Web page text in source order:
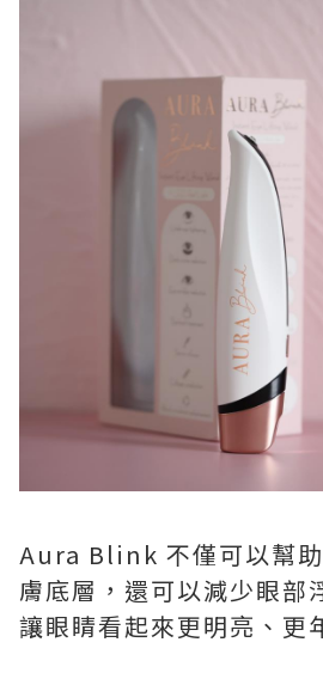
Aura Blink 不僅可以幫
膚底層，還可以減少眼部
讓眼睛看起來更明亮、更